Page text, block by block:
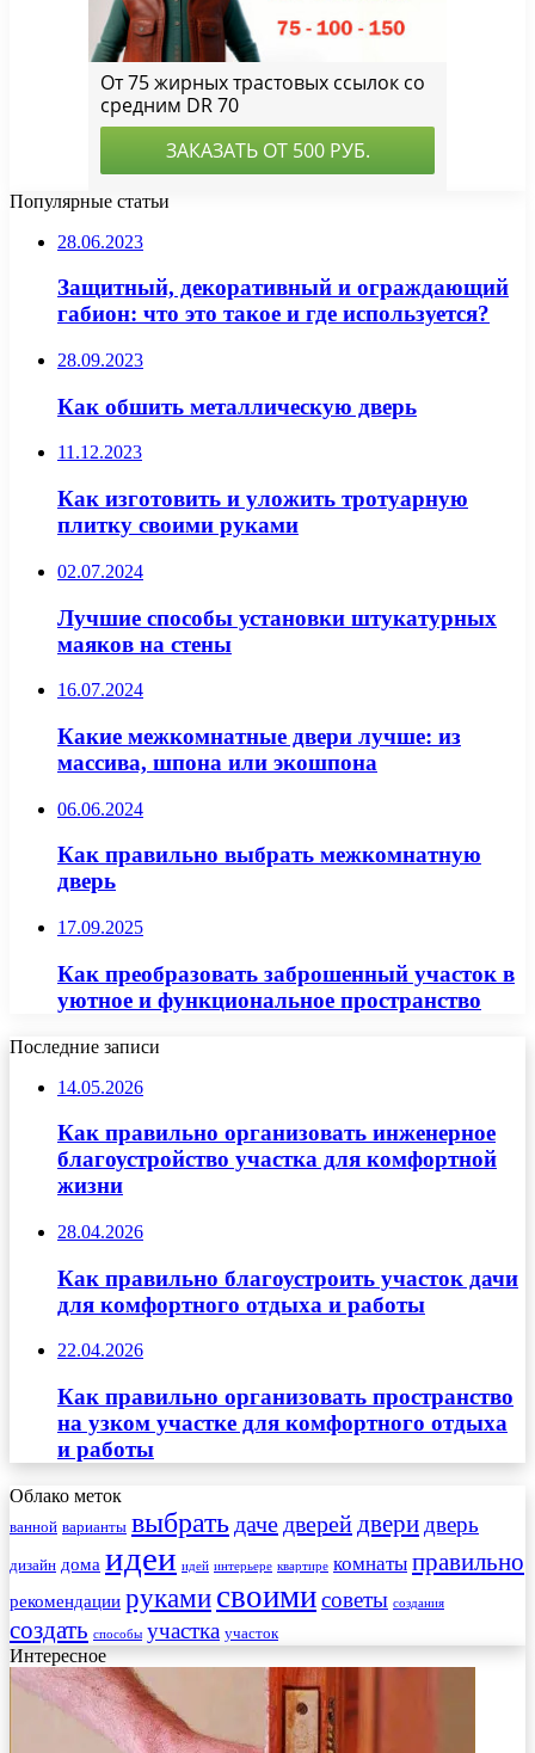
Популярные статьи
28.06.2023
Защитный, декоративный и ограждающий
габион: что это такое и где используется?
28.09.2023
Как обшить металлическую дверь
11.12.2023
Как изготовить и уложить тротуарную
плитку своими руками
02.07.2024
Лучшие способы установки штукатурных
маяков на стены
16.07.2024
Какие межкомнатные двери лучше: из
массива, шпона или экошпона
06.06.2024
Как правильно выбрать межкомнатную
дверь
17.09.2025
Как преобразовать заброшенный участок в
уютное и функциональное пространство
Последние записи
14.05.2026
Как правильно организовать инженерное
благоустройство участка для комфортной
жизни
28.04.2026
Как правильно благоустроить участок дачи
для комфортного отдыха и работы
22.04.2026
Как правильно организовать пространство
на узком участке для комфортного отдыха
и работы
Облако меток
ванной варианты выбрать даче дверейдвери дверь
дизайн дома идеи идей интерьере квартире комнаты правильно
рекомендации руками своимисоветы создания
создать способы участка участок
Интересное